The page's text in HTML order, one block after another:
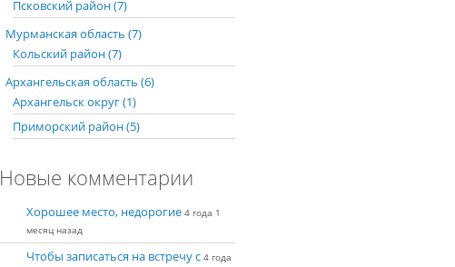
Псковский район (7)
Мурманская область (7)
Кольский район (7)
Архангельская область (6)
Архангельск округ (1)
Приморский район (5)
Новые комментарии
Хорошее место, недорогие 4 года 1
месяц назад
Чтобы записаться на встречу с 4 года